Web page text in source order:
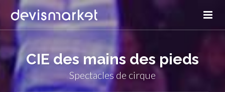
CIE des mains des pieds
Spectacles de cirque